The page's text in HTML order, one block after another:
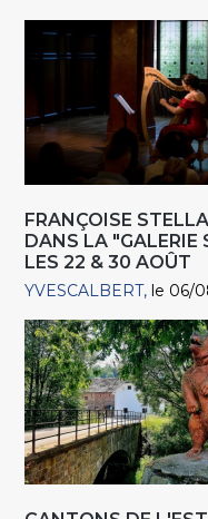
FRANÇOISE
DANS LA "GALERIE
LES 22 & 30 AOÛT
YVESCALBERT le 06/